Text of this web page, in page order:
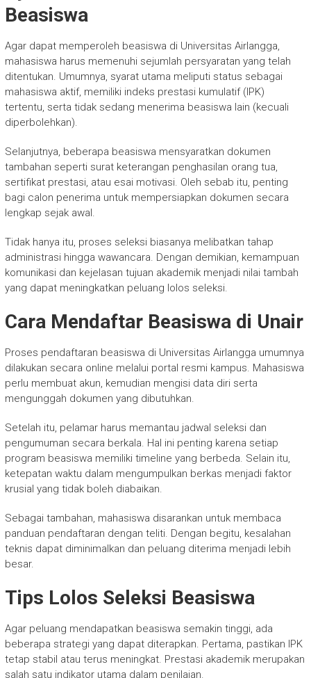
Beasiswa
Agar dapat memperoleh beasiswa di Universitas Airlangga,
mahasiswa harus memenuhi sejumlah persyaratan yang telah
ditentukan. Umumnya, syarat utama meliputi status sebagai
mahasiswa aktif, memiliki indeks prestasi kumulatif (IPK)
tertentu, serta tidak sedang menerima beasiswa lain (kecuali
diperbolehkan).
Selanjutnya, beberapa beasiswa mensyaratkan dokumen
tambahan seperti surat keterangan penghasilan orang tua,
sertifikat prestasi, atau esai motivasi. Oleh sebab itu, penting
bagi calon penerima untuk mempersiapkan dokumen secara
lengkap sejak awal.
Tidak hanya itu, proses seleksi biasanya melibatkan tahap
administrasi hingga wawancara. Dengan demikian, kemampuan
komunikasi dan kejelasan tujuan akademik menjadi nilai tambah
yang dapat meningkatkan peluang lolos seleksi.
Cara Mendaftar Beasiswa di Unair
Proses pendaftaran beasiswa di Universitas Airlangga umumnya
dilakukan secara online melalui portal resmi kampus. Mahasiswa
perlu membuat akun, kemudian mengisi data diri serta
mengunggah dokumen yang dibutuhkan.
Setelah itu, pelamar harus memantau jadwal seleksi dan
pengumuman secara berkala. Hal ini penting karena setiap
program beasiswa memiliki timeline yang berbeda. Selain itu,
ketepatan waktu dalam mengumpulkan berkas menjadi faktor
krusial yang tidak boleh diabaikan.
Sebagai tambahan, mahasiswa disarankan untuk membaca
panduan pendaftaran dengan teliti. Dengan begitu, kesalahan
teknis dapat diminimalkan dan peluang diterima menjadi lebih
besar.
Tips Lolos Seleksi Beasiswa
Agar peluang mendapatkan beasiswa semakin tinggi, ada
beberapa strategi yang dapat diterapkan. Pertama, pastikan IPK
tetap stabil atau terus meningkat. Prestasi akademik merupakan
salah satu indikator utama dalam penilaian.